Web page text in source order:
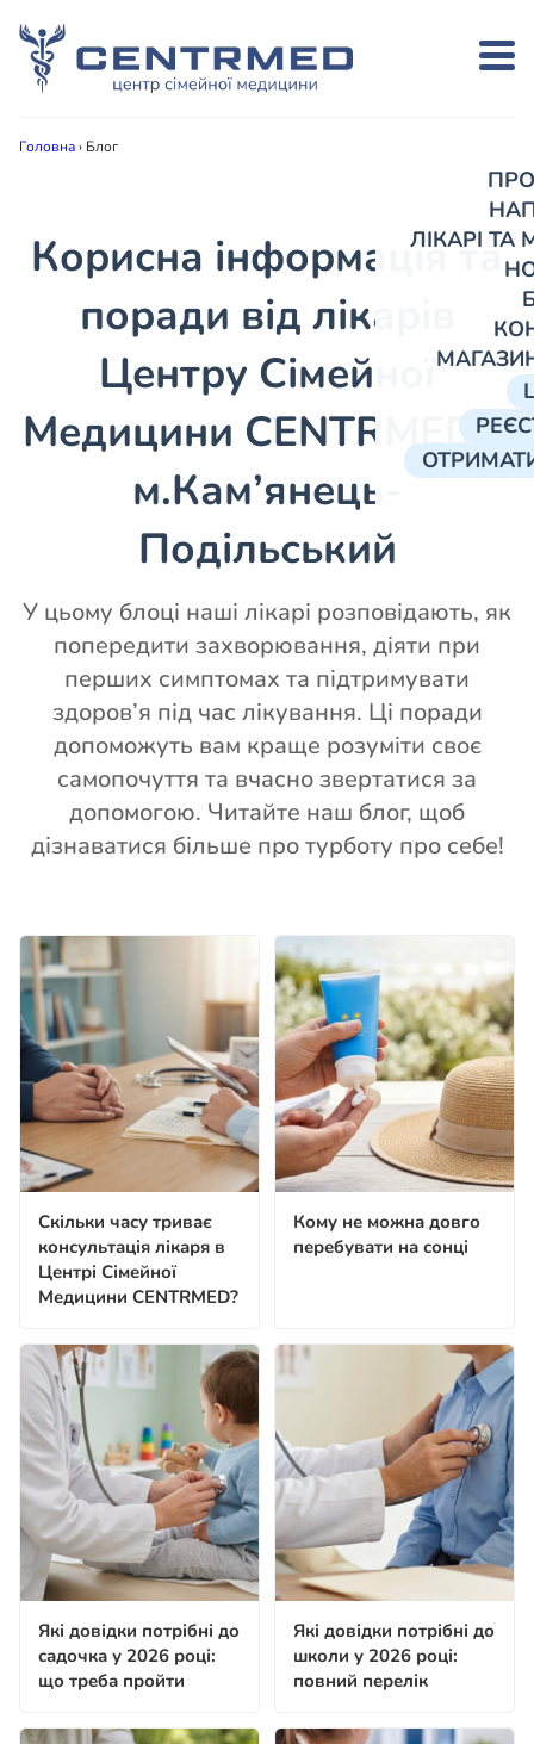
ЛІКАРІ
Головна› Блог
Корисна інформація та
поради від лікарів
Центру Сімейної
Медицини CENTRMED в
м.Кам’янець-
Подільський
У цьому блоці наші лікарі розповідають, як
попередити захворювання, діяти при
перших симптомах та підтримувати
здоров’я під час лікування. Ці поради
допоможуть вам краще розуміти своє
самопочуття та вчасно звертатися за
допомогою. Читайте наш блог, щоб
дізнаватися більше про турботу про себе!
Скільки часу триває
консультація лікаря в
Центрі Сімейної
Медицини CENTRMED?
Кому не можна довго
перебувати на сонці
Які довідки потрібні до
садочка у 2026 році:
що треба пройти
Які довідки потрібні до
школи у 2026 році:
повний перелік